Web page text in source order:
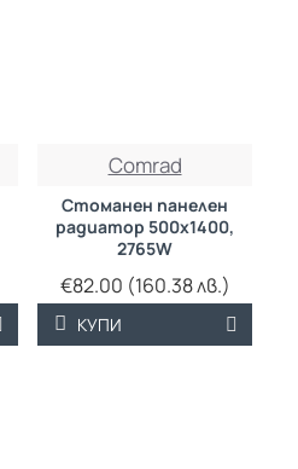
ТРАЙНО НИСКА
Comrad
Стоманен панелен
радиатор 500х1400,
2765W
€82.00 (160.38 лв.)
КУПИ